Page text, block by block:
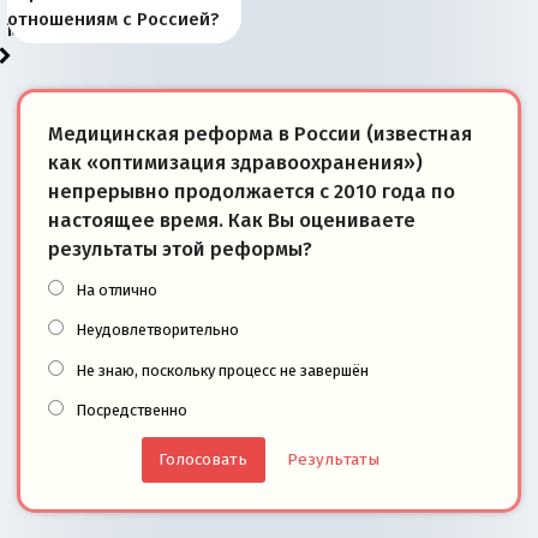
моря
победители
«переобувании» хозяев
суверенной экономике
Анкориджа
внутренней политике
отношениям с Россией?
Медицинская реформа в России (известная
как «оптимизация здравоохранения»)
непрерывно продолжается с 2010 года по
настоящее время. Как Вы оцениваете
результаты этой реформы?
На отлично
Неудовлетворительно
Не знаю, поскольку процесс не завершён
Посредственно
Результаты